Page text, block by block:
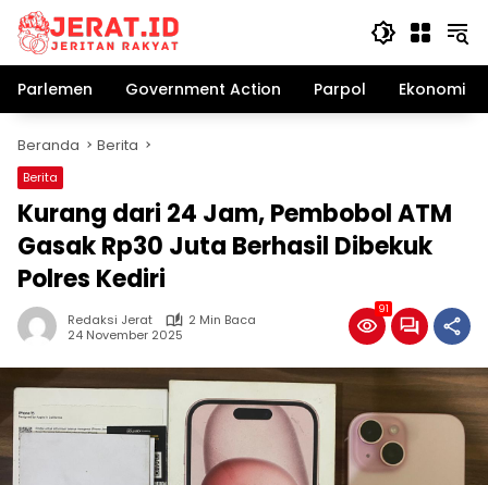
Langsung
konten
Parlemen
Government Action Parpol Ekonomi
Beranda Berita
Berita
Kurang dari 24 Jam, Pembobol ATM
Gasak Rp30 Juta Berhasil Dibekuk
Polres Kediri
Redaksi Jerat
2 Min Baca
24 November 2025
91